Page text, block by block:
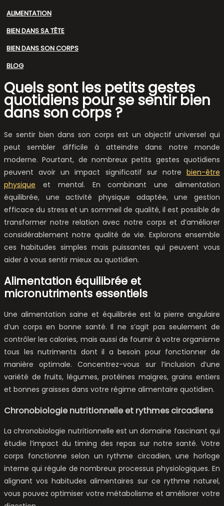
ALIMENTATION
BIEN DANS SA TÊTE
BIEN DANS SON CORPS
BLOG
Quels sont les petits gestes
quotidiens pour se sentir bien
dans son corps ?
Se sentir bien dans son corps est un objectif universel qui
peut sembler difficile à atteindre dans notre monde
moderne. Pourtant, de nombreux petits gestes quotidiens
peuvent avoir un impact significatif sur notre bien-être
physique et mental. En combinant une alimentation
équilibrée, une activité physique adaptée, une gestion
efficace du stress et un sommeil de qualité, il est possible de
transformer notre relation avec notre corps et d’améliorer
considérablement notre qualité de vie. Explorons ensemble
ces habitudes simples mais puissantes qui peuvent vous
aider à vous sentir mieux au quotidien.
Alimentation équilibrée et
micronutriments essentiels
Une alimentation saine et équilibrée est la pierre angulaire
d’un corps en bonne santé. Il ne s’agit pas seulement de
contrôler les calories, mais aussi de fournir à votre organisme
tous les nutriments dont il a besoin pour fonctionner de
manière optimale. Concentrez-vous sur l’inclusion d’une
variété de fruits, légumes, protéines maigres, grains entiers
et bonnes graisses dans votre régime alimentaire quotidien.
Chronobiologie nutritionnelle et rythmes circadiens
La chronobiologie nutritionnelle est un domaine fascinant qui
étudie l’impact du timing des repas sur notre santé. Votre
corps fonctionne selon un rythme circadien, une horloge
interne qui régule de nombreux processus physiologiques. En
alignant vos habitudes alimentaires sur ce rythme naturel,
vous pouvez optimiser votre métabolisme et améliorer votre